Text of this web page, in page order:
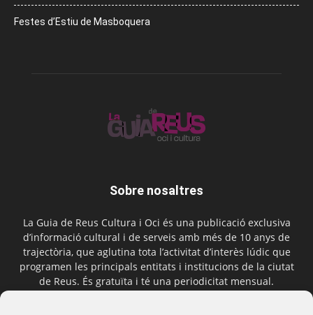
Festes d’Estiu de Masboquera
Sobre nosaltres
La Guia de Reus Cultura i Oci és una publicació exclusiva
d’informació cultural i de serveis amb més de 10 anys de
trajectòria, que aglutina tota l’activitat d’interès lúdic que
programen les principals entitats i institucions de la ciutat
de Reus. És gratuïta i té una periodicitat mensual.